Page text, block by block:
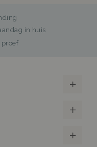
in huis
proef